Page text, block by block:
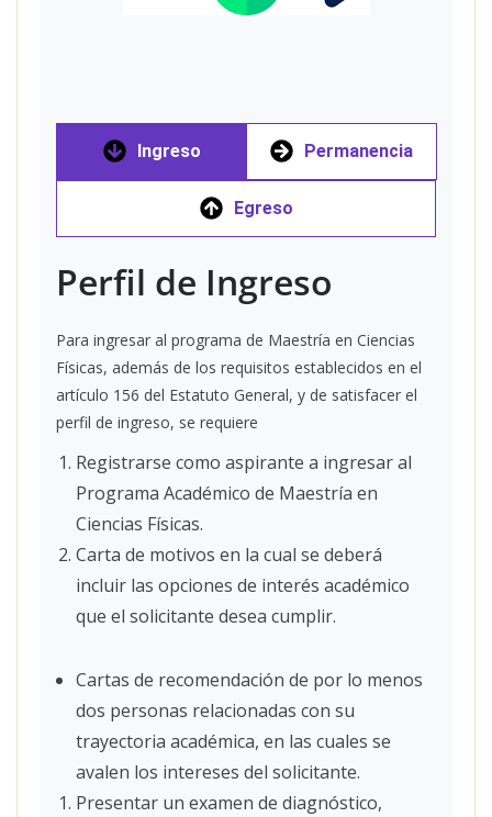
Ingreso Permanencia
Egreso
Perfil de Ingreso
Para ingresar al programa de Maestría en Ciencias
Físicas, además de los requisitos establecidos en el
artículo 156 del Estatuto General, y de satisfacer el
perfil de ingreso, se requiere
Registrarse como aspirante a ingresar al
Programa Académico de Maestría en
Ciencias Físicas.
Carta de motivos en la cual se deberá
incluir las opciones de interés académico
que el solicitante desea cumplir.
Cartas de recomendación de por lo menos
dos personas relacionadas con su
trayectoria académica, en las cuales se
avalen los intereses del solicitante.
Presentar un examen de diagnóstico,